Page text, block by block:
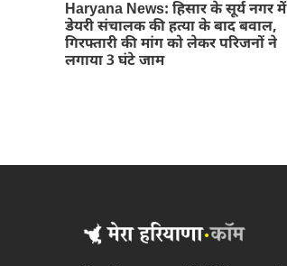
Haryana News: हिसार के सूर्य नगर में
डेयरी संचालक की हत्या के बाद बवाल,
गिरफ्तारी की मांग को लेकर परिजनों ने
लगाया 3 घंटे जाम